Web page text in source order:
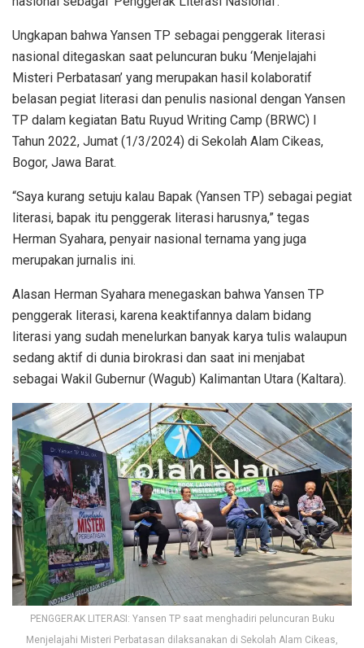
Ungkapan bahwa Yansen TP sebagai penggerak literasi
nasional ditegaskan saat peluncuran buku ‘Menjelajahi
Misteri Perbatasan’ yang merupakan hasil kolaboratif
belasan pegiat literasi dan penulis nasional dengan Yansen
TP dalam kegiatan Batu Ruyud Writing Camp (BRWC) I
Tahun 2022, Jumat (1/3/2024) di Sekolah Alam Cikeas,
Bogor, Jawa Barat.
“Saya kurang setuju kalau Bapak (Yansen TP) sebagai pegiat
literasi, bapak itu penggerak literasi harusnya,” tegas
Herman Syahara, penyair nasional ternama yang juga
merupakan jurnalis ini.
Alasan Herman Syahara menegaskan bahwa Yansen TP
penggerak literasi, karena keaktifannya dalam bidang
literasi yang sudah menelurkan banyak karya tulis walaupun
sedang aktif di dunia birokrasi dan saat ini menjabat
sebagai Wakil Gubernur (Wagub) Kalimantan Utara (Kaltara).
PENGGERAK LITERASI: Yansen TP saat menghadiri peluncuran Buku
Menjelajahi Misteri Perbatasan dilaksanakan di Sekolah Alam Cikeas,